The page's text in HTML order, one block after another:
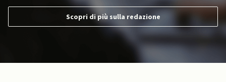
Scopri di più sulla redazione